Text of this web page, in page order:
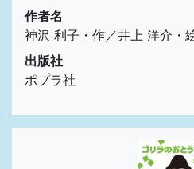
作者名
神沢 利子・作／井上 洋介・
出版社
ポプラ社